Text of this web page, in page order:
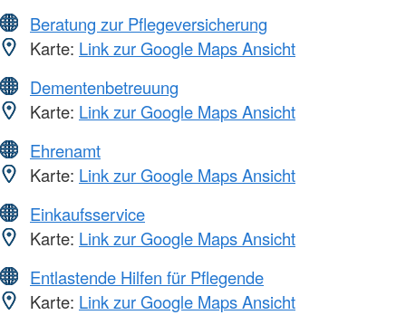
Beratung zur Pflegeversicherung
Karte: Link zur Google Maps Ansicht
Dementenbetreuung
Karte: Link zur Google Maps Ansicht
Ehrenamt
Karte: Link zur Google Maps Ansicht
Einkaufsservice
Karte: Link zur Google Maps Ansicht
Entlastende Hilfen für Pflegende
Karte: Link zur Google Maps Ansicht